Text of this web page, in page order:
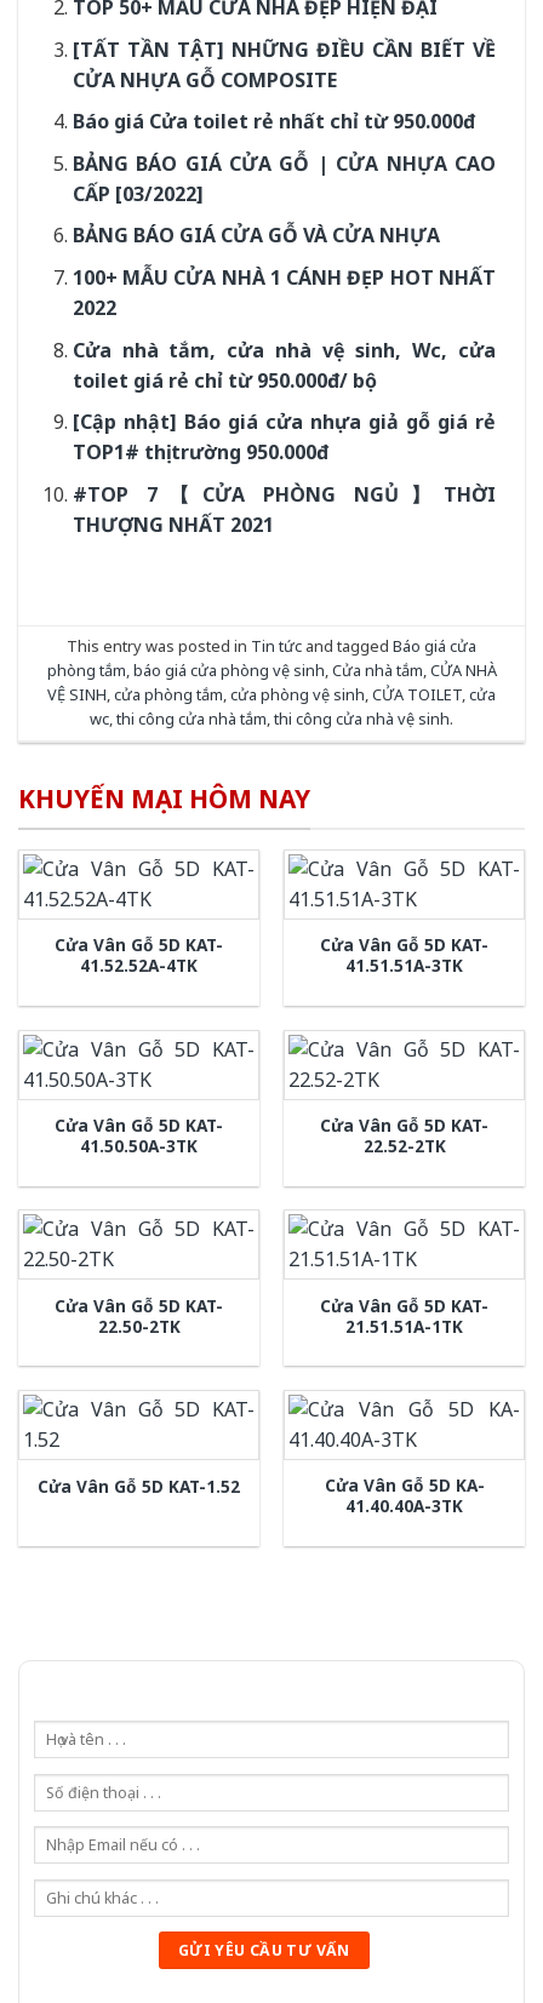
TOP 50+ MẪU CỬA NHÀ ĐẸP HIỆN ĐẠI
[TẤT TẦN TẬT] NHỮNG ĐIỀU CẦN BIẾT VỀ
CỬA NHỰA GỖ COMPOSITE
Báo giá Cửa toilet rẻ nhất chỉ từ 950.000đ
BẢNG BÁO GIÁ CỬA GỖ | CỬA NHỰA CAO
CẤP [03/2022]
BẢNG BÁO GIÁ CỬA GỖ VÀ CỬA NHỰA
100+ MẪU CỬA NHÀ 1 CÁNH ĐẸP HOT NHẤT
2022
Cửa nhà tắm, cửa nhà vệ sinh, Wc, cửa
toilet giá rẻ chỉ từ 950.000đ/ bộ
[Cập nhật] Báo giá cửa nhựa giả gỗ giá rẻ
TOP1# thị trường 950.000đ
#TOP 7【CỬA PHÒNG NGỦ】THỜI
THƯỢNG NHẤT 2021
This entry was posted in Tin tức and tagged Báo giá cửa
phòng tắm,báo giá cửa phòng vệ sinh,Cửa nhà tắm,CỬA NHÀ
VỆ SINH,cửa phòng tắm,cửa phòng vệ sinh,CỬA TOILET,cửa
wc,thi công cửa nhà tắm,thi công cửa nhà vệ sinh.
KHUYẾN MẠI HÔM NAY
Cửa Vân Gỗ 5D KAT-
41.52.52A-4TK
Cửa Vân Gỗ 5D KAT-
41.51.51A-3TK
Cửa Vân Gỗ 5D KAT-
41.50.50A-3TK
Cửa Vân Gỗ 5D KAT-
22.52-2TK
Cửa Vân Gỗ 5D KAT-
22.50-2TK
Cửa Vân Gỗ 5D KAT-
21.51.51A-1TK
Cửa Vân Gỗ 5D KAT-1.52
Cửa Vân Gỗ 5D KA-
41.40.40A-3TK